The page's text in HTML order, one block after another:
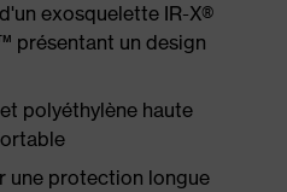
exosquelette IR-X®
présentant un design
polyéthylène haute
une protection longue